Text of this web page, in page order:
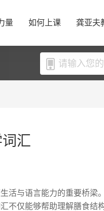
量 如何上课 龚亚夫
汇
活与语言能力的重要桥梁
不仅能够帮助理解膳食结